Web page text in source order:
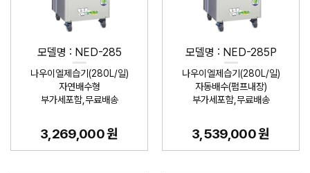
모델명 : NED-285
나우이엘제습기(280L/일)
자연배수형
부가세포함,무료배송
3,269,000 원
모델명 : NED-285P
나우이엘제습기(280L/일)
자동배수(펌프내장)
부가세포함,무료배송
3,539,000 원